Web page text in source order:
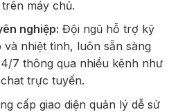
máy chủ.
nghiệp: Đội ngũ hỗ trợ kỹ
nhiệt tình, luôn sẵn sàng
7 thông qua nhiều kênh như
trực tuyến.
cấp giao diện quản lý dễ sử